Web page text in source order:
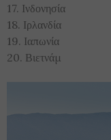
17. Ινδονησία
18. Ιρλανδία
19. Ιαπωνία
20. Βιετνάμ